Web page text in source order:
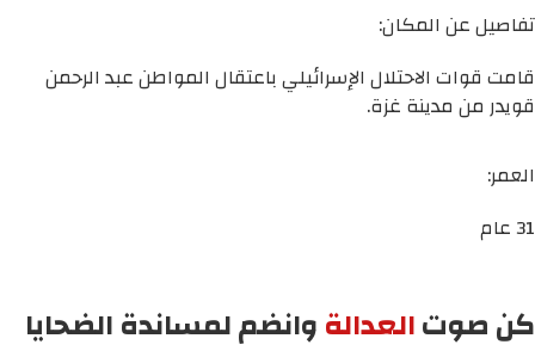
تفاصيل عن المكان:
قامت قوات الاحتلال الإسرائيلي باعتقال المواطن عبد الرحمن
قويدر من مدينة غزة.
العمر:
31 عام
كن صوتالعدالةوانضم لمساندة الضحايا